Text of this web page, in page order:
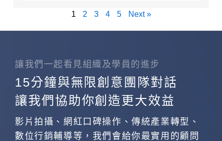
1 2 3 4 5 Next »
讓我們一起看見組織及學員的進步
15分鐘與無限創意團隊對話
讓我們協助你創造更大效益
影片拍攝、網紅口碑操作、傳統產業轉型、
數位行銷輔導等，我們會給你最實用的顧問